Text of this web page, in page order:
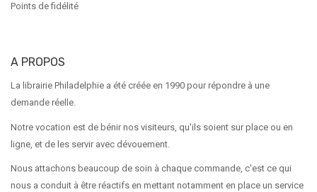
Points de fidélité
A PROPOS
La librairie Philadelphie a été créée en 1990 pour répondre à une
demande réelle.
Notre vocation est de bénir nos visiteurs, qu'ils soient sur place ou en
ligne, et de les servir avec dévouement.
Nous attachons beaucoup de soin à chaque commande, c'est ce qui
nous a conduit à être réactifs en mettant notamment en place un service